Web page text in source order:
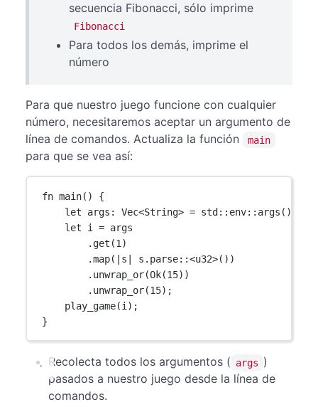
secuencia Fibonacci, sólo imprime
Fibonacci
Para todos los demás, imprime el
número
Para que nuestro juego funcione con cualquier
número, necesitaremos aceptar un argumento de
línea de comandos. Actualiza la función
main
para que se vea así:
fn main() {
let args : Vec<String> = std :: env:: args ()
let i = args
. get (1 )
.map( s s . parse::<u32>())
. unwrap_or(Ok(15))
. unwrap_or(15);
play_game(i);
}
Recolecta todos los argumentos ( args )
pasados a nuestro juego desde la línea de
comandos.